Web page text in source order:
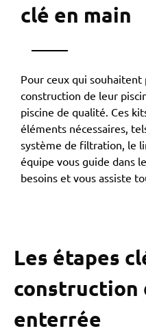
clé en main
Pour ceux qui
construction de leur
piscine de qualité. Ces
éléments nécessaires,
système de filtration, le
équipe vous guide dans
besoins et vous assiste
Les étapes
construction
enterrée